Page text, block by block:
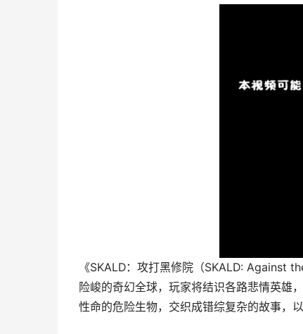
《SKALD：攻打黑修院（SKALD: Against
险峻的奇幻全球，玩家将结识各路悲情英雄
性命的危险生物，交织成错综复杂的故事，